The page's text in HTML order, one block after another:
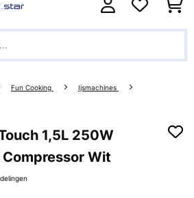
Fun Cooking Ijsmachines
1,5L 250W
Wit